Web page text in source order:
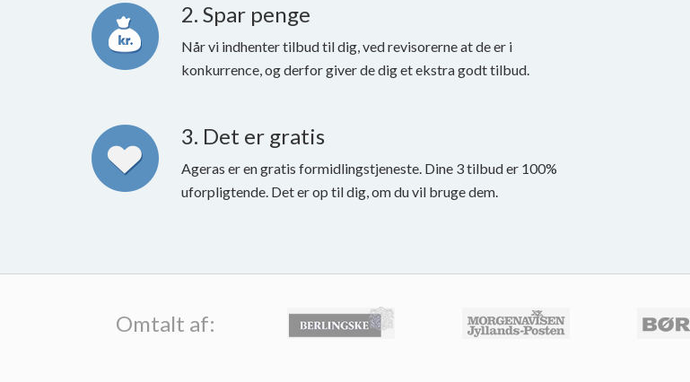
2. Spar penge
Når vi indhenter tilbud til dig, ved revisorerne at de er i
konkurrence, og derfor giver de dig et ekstra godt tilbud.
3. Det er gratis
Ageras er en gratis formidlingstjeneste. Dine 3 tilbud er 100%
uforpligtende. Det er op til dig, om du vil bruge dem.
Omtalt af: